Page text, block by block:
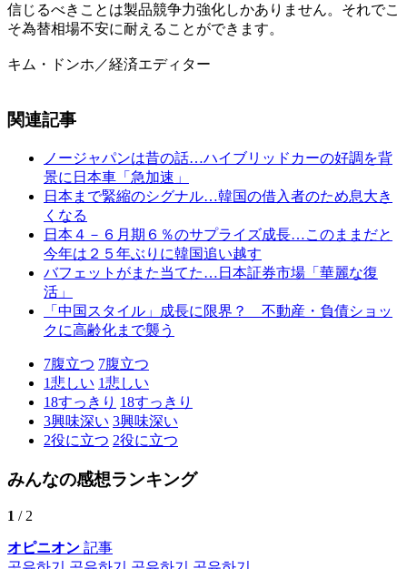
信じるべきことは製品競争力強化しかありません。それでこ
そ為替相場不安に耐えることができます。
キム・ドンホ／経済エディター
関連記事
ノージャパンは昔の話…ハイブリッドカーの好調を背
景に日本車「急加速」
日本まで緊縮のシグナル…韓国の借入者のため息大き
くなる
日本４－６月期６％のサプライズ成長…このままだと
今年は２５年ぶりに韓国追い越す
バフェットがまた当てた…日本証券市場「華麗な復
活」
「中国スタイル」成長に限界？ 不動産・負債ショッ
クに高齢化まで襲う
7腹立つ 7腹立つ
1悲しい 1悲しい
18すっきり 18すっきり
3興味深い 3興味深い
2役に立つ 2役に立つ
みんなの感想ランキング
1 / 2
オピニオン 記事